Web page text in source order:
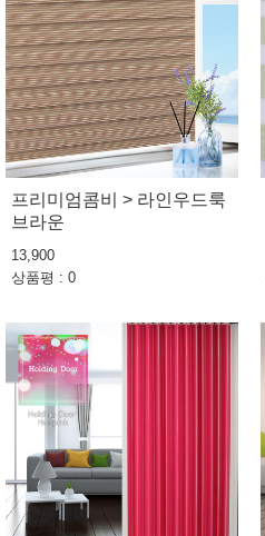
프리미엄콤비 > 라인우드룩
브라운
13,900
상품평 : 0